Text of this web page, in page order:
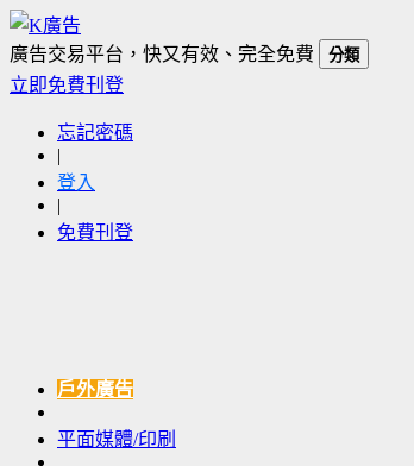
廣告交易平台，快又有效、完全免費 分類
立即免費刊登
忘記密碼
|
登入
|
免費刊登
戶外廣告
平面媒體/印刷